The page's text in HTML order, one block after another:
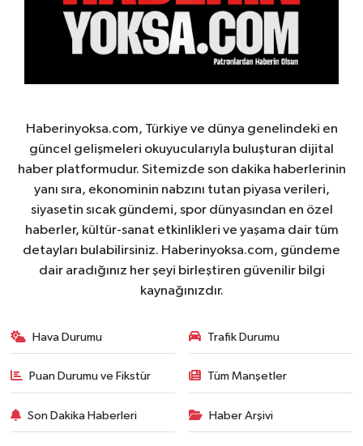
Haberinyoksa.com, Türkiye ve dünya genelindeki en
güncel gelişmeleri okuyucularıyla buluşturan dijital
haber platformudur. Sitemizde son dakika haberlerinin
yanı sıra, ekonominin nabzını tutan piyasa verileri,
siyasetin sıcak gündemi, spor dünyasından en özel
haberler, kültür-sanat etkinlikleri ve yaşama dair tüm
detayları bulabilirsiniz. Haberinyoksa.com, gündeme
dair aradığınız her şeyi birleştiren güvenilir bilgi
kaynağınızdır.
Hava Durumu Trafik Durumu
Puan Durumu ve Fikstür Tüm Manşetler
Son Dakika Haberleri Haber Arşivi